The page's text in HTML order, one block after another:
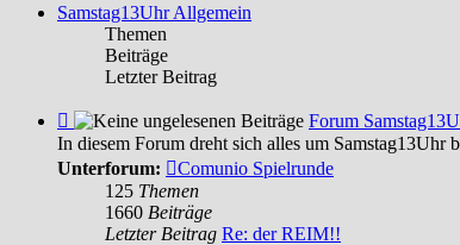
Samstag13Uhr Allgemein
Themen
Beiträge
Letzter Beitrag
Feed
-
Forum
Samstag13Uhr
Forum
In diesem Forum dreht sich alles um Samstag13Uhr
Unterforum:
Comunio Spielrunde
125 Themen
1660 Beiträge
Letzter Beitrag Re: der REIM!!